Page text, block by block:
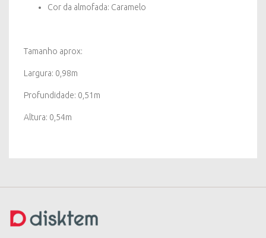
Cor da almofada: Caramelo
Tamanho aprox:
Largura: 0,98m
Profundidade: 0,51m
Altura: 0,54m